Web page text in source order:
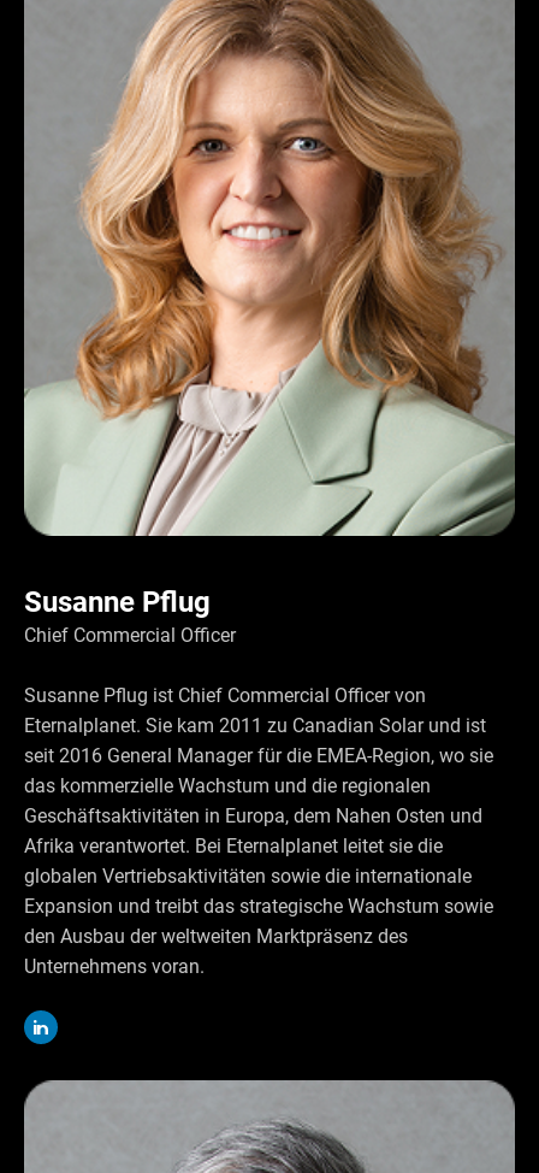
Susanne Pflug
Chief Commercial Officer
Susanne Pflug ist Chief Commercial Officer von
Eternalplanet. Sie kam 2011 zu Canadian Solar und ist
seit 2016 General Manager für die EMEA-Region, wo sie
das kommerzielle Wachstum und die regionalen
Geschäftsaktivitäten in Europa, dem Nahen Osten und
Afrika verantwortet. Bei Eternalplanet leitet sie die
globalen Vertriebsaktivitäten sowie die internationale
Expansion und treibt das strategische Wachstum sowie
den Ausbau der weltweiten Marktpräsenz des
Unternehmens voran.